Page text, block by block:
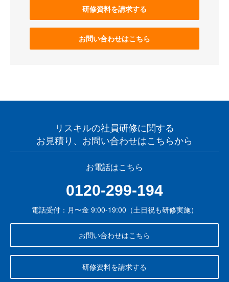
研修資料を請求する
お問い合わせはこちら
リスキルの社員研修に関する
お見積り、お問い合わせはこちらから
お電話はこちら
0120-299-194
電話受付：月〜金 9:00-19:00（土日祝も研修実施）
お問い合わせはこちら
研修資料を請求する